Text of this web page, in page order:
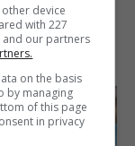
Ого, ось так
device
with 227
and our partners
on the basis
by managing
of this page
in privacy